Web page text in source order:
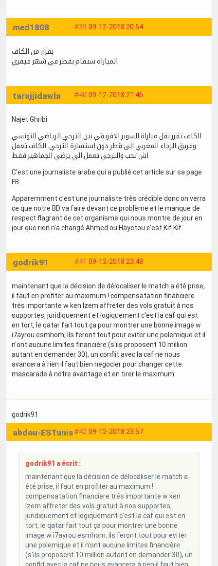
#39 09-12-2018 20:54
med1808
بقرار من الكاف
المباراة ستقام بقطر في شهر فيفري
#40 09-12-2018 21:46
tarajjidawla
Najet Ghribi
الكاف تقرر نقل مباراة السوبر الافريقي بين الترجي الرياضي التونسي
وفريق الرجاء المغربي الى قطر دون استشارة الترجي. الكاف تعمل
اش تحب والترجي تعمل الي يرضي الجماهير فقط
C'est une journaliste arabe qui a publié cet article sur sa page
FB.
Apparemment c'est une journaliste très crédible donc on verra
ce que notre BD va faire devant ce problème et le manque de
respect flagrant de cet organisme qui nous montre de jour en
jour que rien n'a changé Ahmed ou Hayetou c'est Kif Kif
#41 09-12-2018 23:48
godrik91
maintenant que la décision de délocaliser le match a été prise,
il faut en profiter au maximum ! compensatation financiere
trés importante w ken lzem affreter des vols gratuit à nos
supportes, juridiquement et logiquement c'est la caf qui est
en tort, le qatar fait tout ça pour montrer une bonne image w
i7ayrou esmhom, ils feront tout pour eviter une polemique et il
n'ont aucune limites financière (s'ils proposent 10 million
autant en demander 30), un conflit avec la caf ne nous
avancera à rien il faut bien negocier pour changer cette
mascarade à notre avantage et en tirer le maximum
godrik91
#42 09-12-2018 23:57
abdou-ESTunis
godrik91 a écrit :
maintenant que la décision de délocaliser le match a
été prise, il faut en profiter au maximum !
compensatation financiere trés importante w ken
lzem affreter des vols gratuit à nos supportes,
juridiquement et logiquement c'est la caf qui est en
tort, le qatar fait tout ça pour montrer une bonne
image w i7ayrou esmhom, ils feront tout pour eviter
une polemique et il n'ont aucune limites financière
(s'ils proposent 10 million autant en demander 30), un
conflit avec la caf ne nous avancera à rien il faut bien